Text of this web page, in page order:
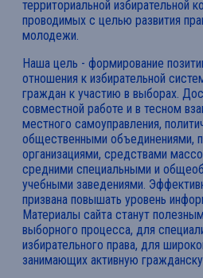
территориальной избирательной
проводимых с целью развития
молодежи.
Наша цель - формирование
отношения к избирательной
граждан к участию в выборах.
совместной работе и в тесном
местного самоуправления,
общественными объединениями,
организациями, средствами
средними специальными и
учебными заведениями.
призвана повышать уровень
Материалы сайта станут
выборного процесса, для
избирательного права, для
занимающих активную